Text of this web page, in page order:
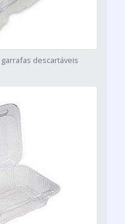
descartáveis